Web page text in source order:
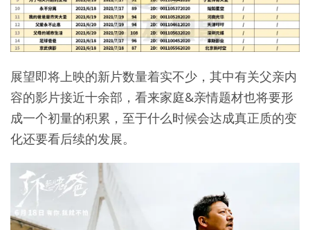
展望即将上映的新片数量着实不少，其中有关父亲内
容的影片接近十余部，看来家庭&亲情题材也将要形
成一个初量的积累，至于什么时候会达成真正质的变
化还要看后续的发展。